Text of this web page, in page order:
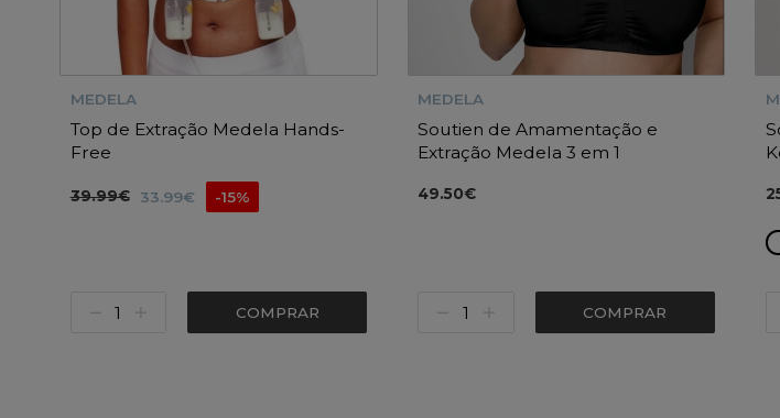
MEDELA
Top de Extração Medela Hands-
Free
39.99€ 33.99€ -15%
COMPRAR
MEDELA
Soutien de Amamentação e
Extração Medela 3 em 1
49.50€
COMPRAR